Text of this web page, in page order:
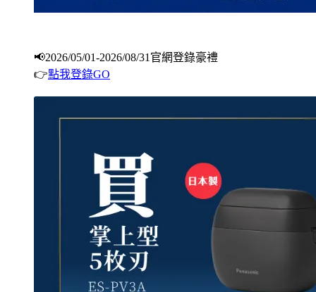
📢2026/05/01-2026/08/31官網登錄豪禮
👉點我登錄GO